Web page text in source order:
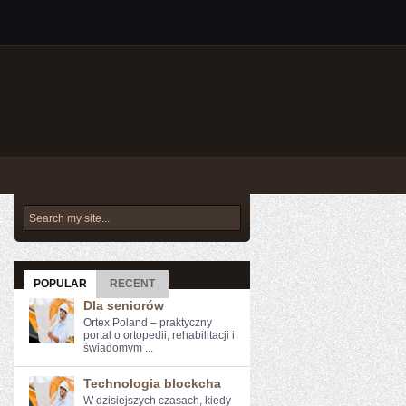
POPULAR RECENT
Dla seniorów
Ortex Poland – praktyczny
portal o ortopedii, rehabilitacji i
świadomym ...
Technologia blockcha
W ⁤dzisiejszych czasach, kiedy